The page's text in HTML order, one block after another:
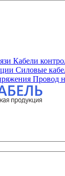
Кабели
Силовые
Провод